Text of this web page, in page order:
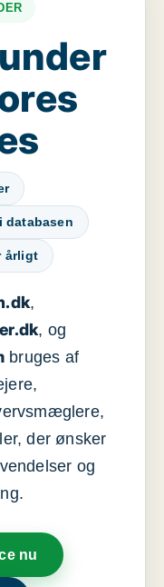
databasen
årligt
,
, og
bruges af
der ønsker
og
nu